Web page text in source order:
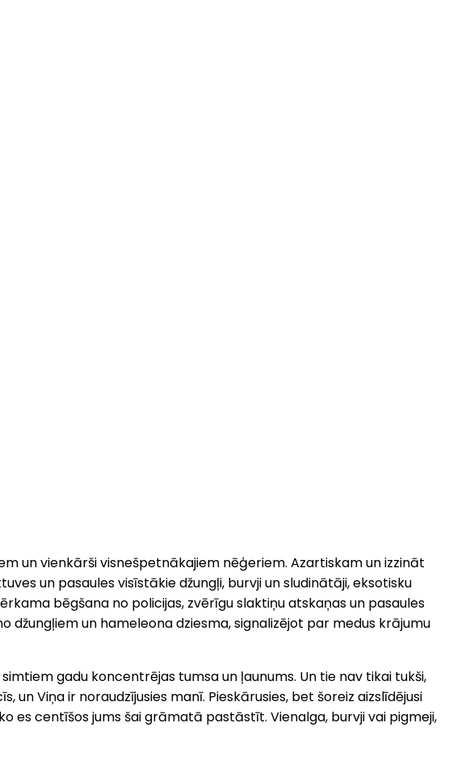
un vienkārši visnešpetnākajiem nēģeriem. Azartiskam un izzināt
un pasaules visīstākie džungļi, burvji un sludinātāji, eksotisku
bēgšana no policijas, zvērīgu slaktiņu atskaņas un pasaules
džungļiem un hameleona dziesma, signalizējot par medus krājumu
gadu koncentrējas tumsa un ļaunums. Un tie nav tikai tukši,
un Viņa ir noraudzījusies manī. Pieskārusies, bet šoreiz aizslīdējusi
es centīšos jums šai grāmatā pastāstīt. Vienalga, burvji vai pigmeji,